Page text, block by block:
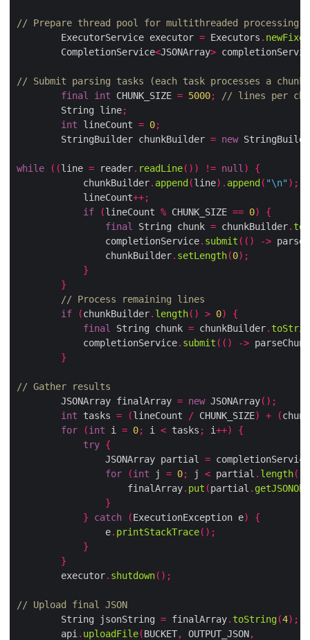
// Prepare thread pool for multithreaded processing
        ExecutorService executor
= Executors.
        CompletionService
<JSONArray >
// Submit parsing tasks (each task processes a
final int CHUNK_SIZE = 5000
// lines per
        String line
int lineCount = 0
        StringBuilder chunkBuilder
= new
while ((line reader .readLine ()) != null )
            chunkBuilder
.append(line ).append ("\n" );
            lineCount
++;
if
(lineCount % CHUNK_SIZE == 0 )
final String chunk = chunkBuilder.
                completionService
.submit (() ->
                chunkBuilder
.setLength(0 );
// Process remaining lines
if
(chunkBuilder.length () > 0 )
final String chunk = chunkBuilder.
            completionService
.submit (() ->
// Gather results
        JSONArray finalArray
= new JSONArray ();
int tasks (lineCount / CHUNK_SIZE ) (
for
(int i = 0 ; i < tasks ; i++)
try
                JSONArray partial
=
for
(int j = 0 j < partial.length
                    finalArray
.put(partial.
} catch (ExecutionException e )
                e
.printStackTrace ();
        executor
.shutdown ();
// Upload final JSON
        String jsonString
= finalArray.toString(4 );
        api
.uploadFile(BUCKET , OUTPUT_JSON